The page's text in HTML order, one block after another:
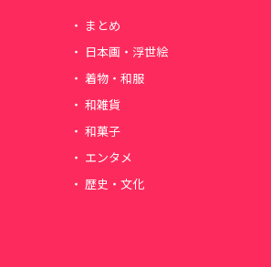
まとめ
日本画・浮世絵
着物・和服
和雑貨
和菓子
エンタメ
歴史・文化